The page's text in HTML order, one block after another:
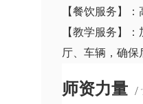
【餐饮服务】
【教学服务】
厅、车辆，确保
师资力量 /